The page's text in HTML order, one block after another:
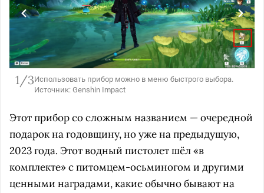
1/3Использовать прибор можно в меню быстрого выбора.
Источник: Genshin Impact
Этот прибор со сложным названием — очередной
подарок на годовщину, но уже на предыдущую,
2023 года. Этот водный пистолет шёл «в
комплекте» с питомцем-осьминогом и другими
ценными наградами, какие обычно бывают на